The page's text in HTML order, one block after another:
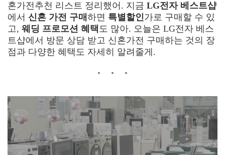
혼가전추천 리스트 정리했어. 지금 LG전자 베스트샵
에서 신혼 가전 구매 하면 특별할인가로 구매할 수 있
고, 웨딩 프로모션 혜택도 많아. 오늘은 LG전자 베스
트샵에서 방문 상담 받고 신혼가전 구매하는 것의 장
점과 다양한 혜택도 자세히 알려줄게.